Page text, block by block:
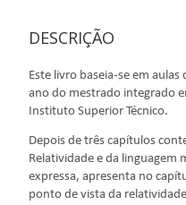
DESCRIÇÃO
Este livro baseia-se em aulas
ano do mestrado integrado
Instituto Superior Técnico.
Depois de três capítulos
Relatividade e da linguagem
expressa, apresenta no
ponto de vista da